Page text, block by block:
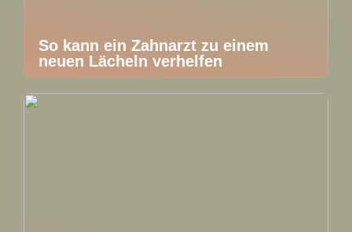
So kann ein Zahnarzt zu einem
neuen Lächeln verhelfen